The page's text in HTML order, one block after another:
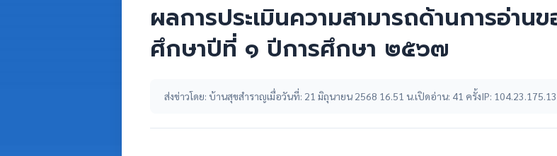
ผลการประเมินความสามารถด้านการอ่าน
ศึกษาปีที่ ๑ ปีการศึกษา ๒๕๖๗
ส่งข่าวโดย: บ้านสุขสำราญเมื่อวันที่: 21 มิถุนายน 2568 16.51 น.เปิดอ่าน: 41 ครั้งIP: